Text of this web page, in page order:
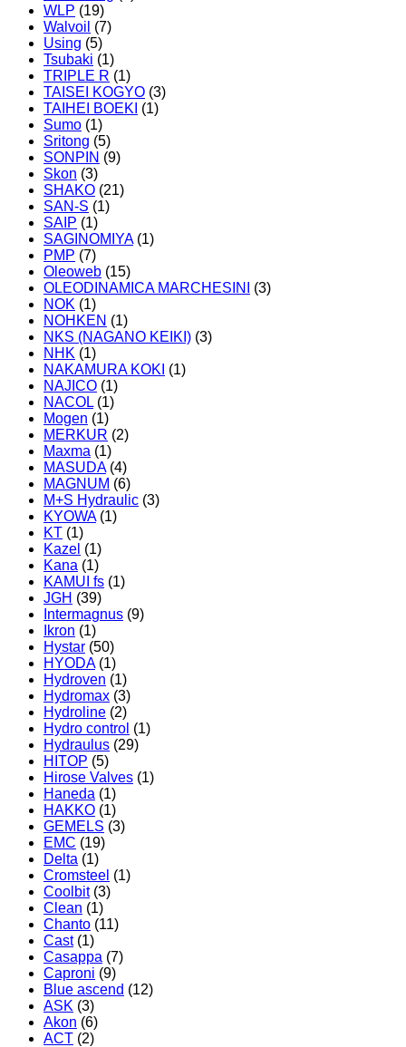
WLP (19)
Walvoil (7)
Using (5)
Tsubaki (1)
TRIPLE R (1)
TAISEI KOGYO (3)
TAIHEI BOEKI (1)
Sumo (1)
Sritong (5)
SONPIN (9)
Skon (3)
SHAKO (21)
SAN-S (1)
SAIP (1)
SAGINOMIYA (1)
PMP (7)
Oleoweb (15)
OLEODINAMICA MARCHESINI
(3)
NOK (1)
NOHKEN (1)
NKS (NAGANO KEIKI) (3)
NHK (1)
NAKAMURA KOKI (1)
NAJICO (1)
NACOL (1)
Mogen (1)
MERKUR (2)
Maxma (1)
MASUDA (4)
MAGNUM (6)
M+S Hydraulic (3)
KYOWA (1)
KT (1)
Kazel (1)
Kana (1)
KAMUI fs (1)
JGH (39)
Intermagnus (9)
Ikron (1)
Hystar (50)
HYODA (1)
Hydroven (1)
Hydromax (3)
Hydroline (2)
Hydro control (1)
Hydraulus (29)
HITOP (5)
Hirose Valves (1)
Haneda (1)
HAKKO (1)
GEMELS (3)
EMC (19)
Delta (1)
Cromsteel (1)
Coolbit (3)
Clean (1)
Chanto (11)
Cast (1)
Casappa (7)
Caproni (9)
Blue ascend (12)
ASK (3)
Akon (6)
ACT (2)